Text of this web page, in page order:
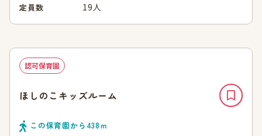
定員数 19人
認可保育園
ほしのこキッズルーム
この保育園から 438ｍ